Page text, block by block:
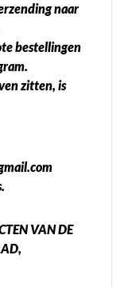
naar
bestellingen
zitten, is
VAN DE